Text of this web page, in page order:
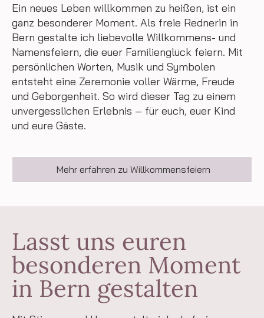
Ein neues Leben willkommen zu heißen, ist ein
ganz besonderer Moment. Als freie Rednerin in
Bern gestalte ich liebevolle Willkommens- und
Namensfeiern, die euer Familienglück feiern. Mit
persönlichen Worten, Musik und Symbolen
entsteht eine Zeremonie voller Wärme, Freude
und Geborgenheit. So wird dieser Tag zu einem
unvergesslichen Erlebnis – für euch, euer Kind
und eure Gäste.
Mehr erfahren zu Willkommensfeiern
Lasst uns euren
besonderen Moment
in Bern gestalten